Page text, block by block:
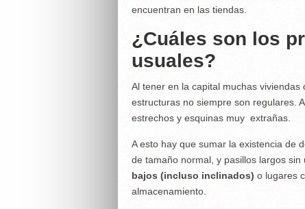
encuentran en las tiendas.
¿Cuáles son los
usuales?
Al tener en la capital muchas
estructuras no siempre son regulares.
estrechos y esquinas muy extrañas.
A esto hay que sumar la existencia de
de tamaño normal, y pasillos largos sin
bajos (incluso inclinados) o lugares
almacenamiento.